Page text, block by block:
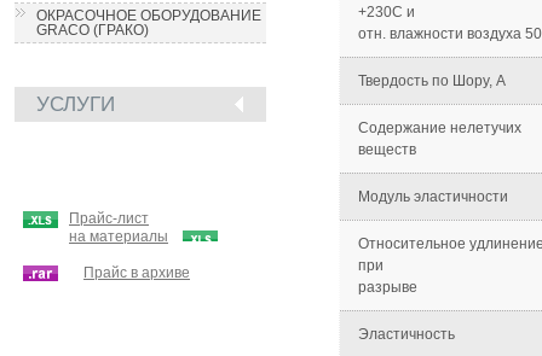
ОКРАСОЧНОЕ ОБОРУДОВАНИЕ
GRACO (ГРАКО)
УСЛУГИ
Прайс-лист
на материалы
Прайс в архиве
+230С и
отн. влажности воздуха
Твердость по Шору, А
Содержание нелетучих
веществ
Модуль эластичности
Относительное
при
разрыве
Эластичность